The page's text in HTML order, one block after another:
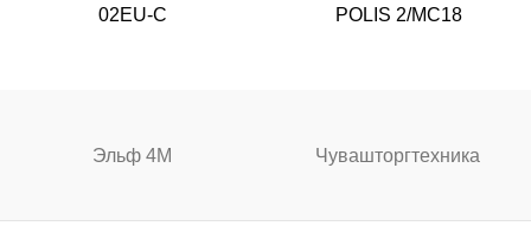
02EU-C
POLIS 2/MC18
Эльф 4М Чувашторгтехника